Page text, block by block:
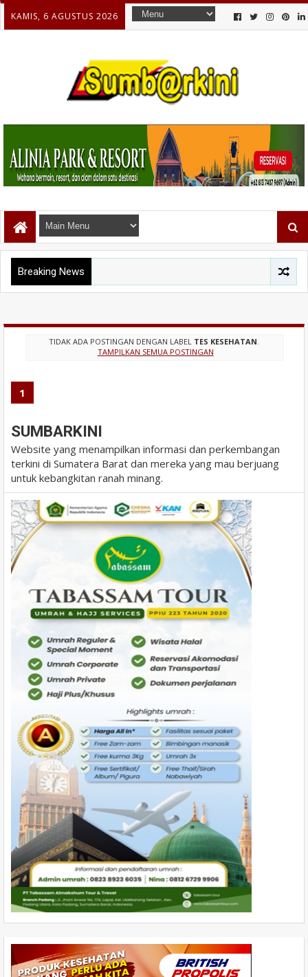
KAMIS, 6 AGUSTUS 2026
Breaking News
TIDAK ADA POSTINGAN DENGAN LABEL TES KESEHATAN.
TAMPILKAN SEMUA POSTINGAN
1
SUMBARKINI
Website yang menampilkan informasi dan perkembangan
terkini di Sumatera Barat dan mereka yang mau berjuang
untuk kebangkitan ranah minang.